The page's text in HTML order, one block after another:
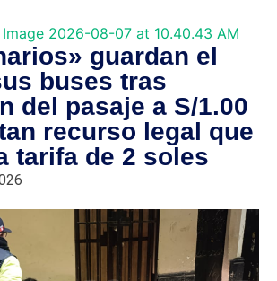
guardan el
buses tras
del pasaje a S/1.00
recurso legal que
tarifa de 2 soles